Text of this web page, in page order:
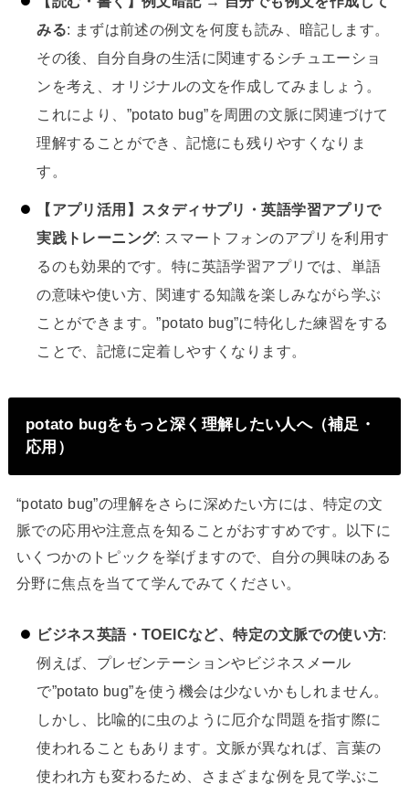
みる: まずは前述の例文を何度も読み、暗記します。
その後、自分自身の生活に関連するシチュエーショ
ンを考え、オリジナルの文を作成してみましょう。
これにより、”potato bug”を周囲の文脈に関連づけて
理解することができ、記憶にも残りやすくなりま
す。
【アプリ活用】スタディサプリ・英語学習アプリで
実践トレーニング: スマートフォンのアプリを利用す
るのも効果的です。特に英語学習アプリでは、単語
の意味や使い方、関連する知識を楽しみながら学ぶ
ことができます。”potato bug”に特化した練習をする
ことで、記憶に定着しやすくなります。
potato bugをもっと深く理解したい人へ（補足・
応用）
“potato bug”の理解をさらに深めたい方には、特定の文
脈での応用や注意点を知ることがおすすめです。以下に
いくつかのトピックを挙げますので、自分の興味のある
分野に焦点を当てて学んでみてください。
ビジネス英語・TOEICなど、特定の文脈での使い方:
例えば、プレゼンテーションやビジネスメール
で”potato bug”を使う機会は少ないかもしれません。
しかし、比喩的に虫のように厄介な問題を指す際に
使われることもあります。文脈が異なれば、言葉の
使われ方も変わるため、さまざまな例を見て学ぶこ